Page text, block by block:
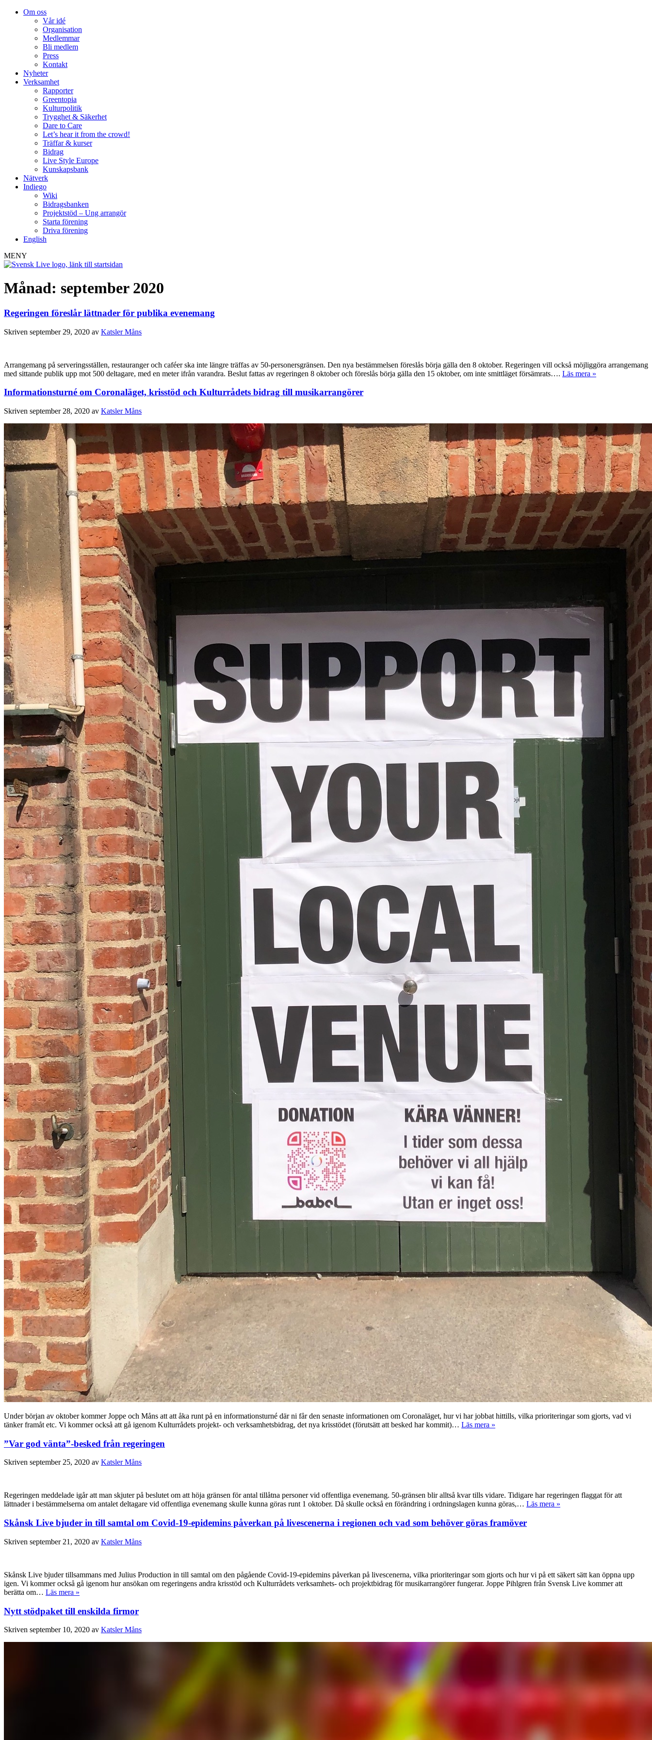
Om oss
Vår idé
Organisation
Medlemmar
Bli medlem
Press
Kontakt
Nyheter
Verksamhet
Rapporter
Greentopia
Kulturpolitik
Trygghet & Säkerhet
Dare to Care
Let’s hear it from the crowd!
Träffar & kurser
Bidrag
Live Style Europe
Kunskapsbank
Nätverk
Indiego
Wiki
Bidragsbanken
Projektstöd – Ung arrangör
Starta förening
Driva förening
English
MENY
Månad: september 2020
Regeringen föreslår lättnader för publika evenemang
Skriven september 29, 2020 av Katsler Måns
Arrangemang på serveringsställen, restauranger och caféer ska inte längre träffas av 50-personersgränsen. Den nya bestämmelsen föreslås börja gälla den 8 oktober. Regeringen vill också möjliggöra arrangemang
med sittande publik upp mot 500 deltagare, med en meter ifrån varandra. Beslut fattas av regeringen 8 oktober och föreslås börja gälla den 15 oktober, om inte smittläget försämrats…. Läs mera »
Informationsturné om Coronaläget, krisstöd och Kulturrådets bidrag till musikarrangörer
Skriven september 28, 2020 av Katsler Måns
Under början av oktober kommer Joppe och Måns att att åka runt på en informationsturné där ni får den senaste informationen om Coronaläget, hur vi har jobbat hittills, vilka prioriteringar som gjorts, vad vi
tänker framåt etc. Vi kommer också att gå igenom Kulturrådets projekt- och verksamhetsbidrag, det nya krisstödet (förutsätt att besked har kommit)… Läs mera »
”Var god vänta”-besked från regeringen
Skriven september 25, 2020 av Katsler Måns
Regeringen meddelade igår att man skjuter på beslutet om att höja gränsen för antal tillåtna personer vid offentliga evenemang. 50-gränsen blir alltså kvar tills vidare. Tidigare har regeringen flaggat för att
lättnader i bestämmelserna om antalet deltagare vid offentliga evenemang skulle kunna göras runt 1 oktober. Då skulle också en förändring i ordningslagen kunna göras,… Läs mera »
Skånsk Live bjuder in till samtal om Covid-19-epidemins påverkan på livescenerna i regionen och vad som behöver göras framöver
Skriven september 21, 2020 av Katsler Måns
Skånsk Live bjuder tillsammans med Julius Production in till samtal om den pågående Covid-19-epidemins påverkan på livescenerna, vilka prioriteringar som gjorts och hur vi på ett säkert sätt kan öppna upp
igen. Vi kommer också gå igenom hur ansökan om regeringens andra krisstöd och Kulturrådets verksamhets- och projektbidrag för musikarrangörer fungerar. Joppe Pihlgren från Svensk Live kommer att
berätta om… Läs mera »
Nytt stödpaket till enskilda firmor
Skriven september 10, 2020 av Katsler Måns